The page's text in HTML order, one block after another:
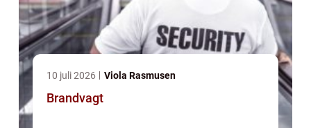
10 juli 2026 Viola Rasmusen
Brandvagt